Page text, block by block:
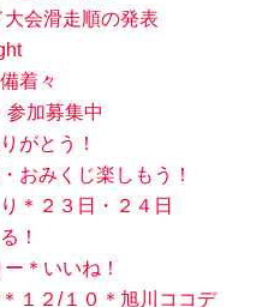
会滑走順の発表
着々
参加募集中
がとう！
おみくじ楽しもう！
＊２３日・２４日
！
＊いいね！
１２/１０＊旭川ココデ